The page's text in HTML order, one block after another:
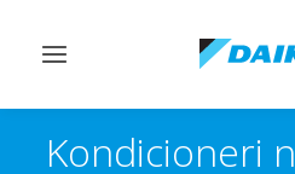
Ndrysho
Kondicioneri